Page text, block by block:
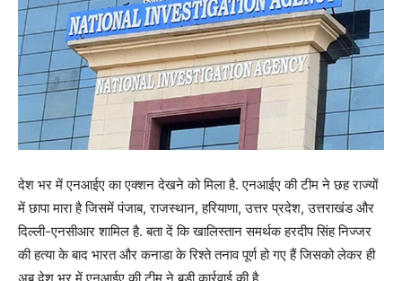
देश भर में एनआईए का एक्शन देखने को मिला है. एनआईए की टीम ने छह राज्यों
में छापा मारा है जिसमें पंजाब, राजस्थान, हरियाणा, उत्तर प्रदेश, उत्तराखंड और
दिल्ली-एनसीआर शामिल है. बता दें कि खालिस्तान समर्थक हरदीप सिंह निज्जर
की हत्या के बाद भारत और कनाडा के रिश्ते तनाव पूर्ण हो गए हैं जिसको लेकर ही